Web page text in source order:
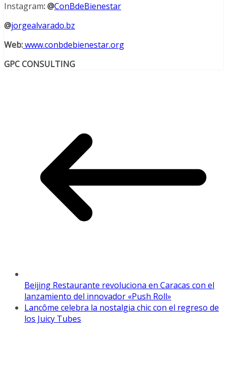
Instagram: @ConBdeBienestar
@jorgealvarado.bz
Web:www.conbdebienestar.org
GPC CONSULTING
Beijing Restaurante revoluciona en Caracas con el
lanzamiento del innovador «Push Roll»
Lancôme celebra la nostalgia chic con el regreso de
los Juicy Tubes